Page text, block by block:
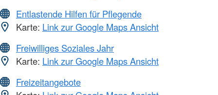
Entlastende Hilfen für Pflegende
Karte: Link zur Google Maps Ansicht
Freiwilliges Soziales Jahr
Karte: Link zur Google Maps Ansicht
Freizeitangebote